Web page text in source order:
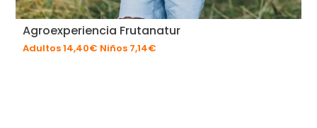
Agroexperiencia Frutanatur
Adultos 14,40€ Niños 7,14€